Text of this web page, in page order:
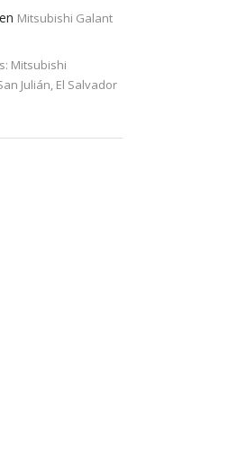
en Mitsubishi Galant
Mitsubishi
Julián, El Salvador